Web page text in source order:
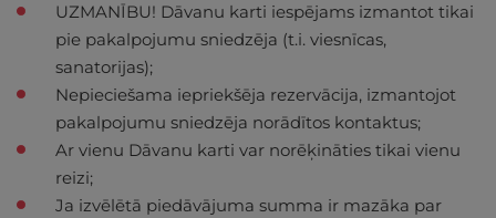
UZMANĪBU! Dāvanu karti iespējams izmantot tikai
pie pakalpojumu sniedzēja (t.i. viesnīcas,
sanatorijas);
Nepieciešama iepriekšēja rezervācija, izmantojot
pakalpojumu sniedzēja norādītos kontaktus;
Ar vienu Dāvanu karti var norēķināties tikai vienu
reizi;
Ja izvēlētā piedāvājuma summa ir mazāka par